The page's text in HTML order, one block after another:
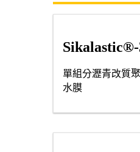
Sikalastic®-
單組分瀝青改質
水膜